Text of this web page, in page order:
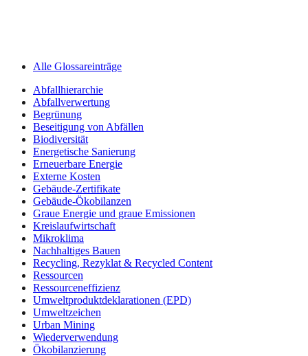
Alle Glossareinträge
Abfallhierarchie
Abfallverwertung
Begrünung
Beseitigung von Abfällen
Biodiversität
Energetische Sanierung
Erneuerbare Energie
Externe Kosten
Gebäude-Zertifikate
Gebäude-Ökobilanzen
Graue Energie und graue Emissionen
Kreislaufwirtschaft
Mikroklima
Nachhaltiges Bauen
Recycling, Rezyklat & Recycled Content
Ressourcen
Ressourceneffizienz
Umweltprodukt­deklarationen (EPD)
Umweltzeichen
Urban Mining
Wiederverwendung
Ökobilanzierung